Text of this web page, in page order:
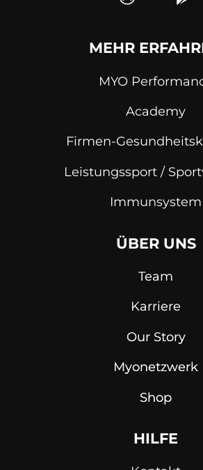
MEHR
MYO
Academy
Firmen-
Leistungssport /
Immunsystem
ÜBER UNS
Team
Karriere
Our Story
Myonetzwerk
Shop
HILFE